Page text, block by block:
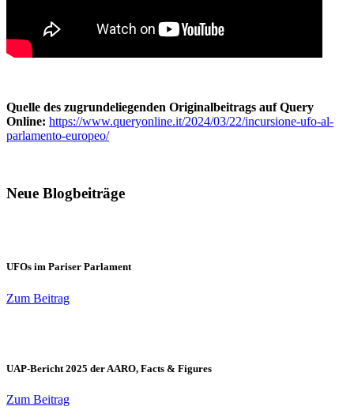
Quelle des zugrundeliegenden Originalbeitrags auf Query
Online: https://www.queryonline.it/2024/03/22/incursione-ufo-al-
parlamento-europeo/
Neue Blogbeiträge
UFOs im Pariser Parlament
Zum Beitrag
UAP-Bericht 2025 der AARO, Facts & Figures
Zum Beitrag